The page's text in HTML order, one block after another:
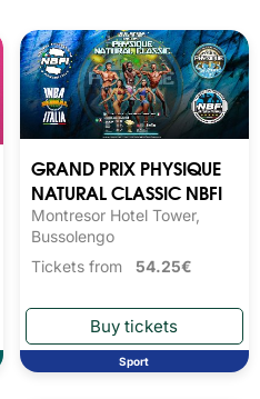
GRAND PRIX PHYSIQUE
NATURAL CLASSIC NBFI
Montresor Hotel Tower,
Bussolengo
Tickets from 54.25€
Sport